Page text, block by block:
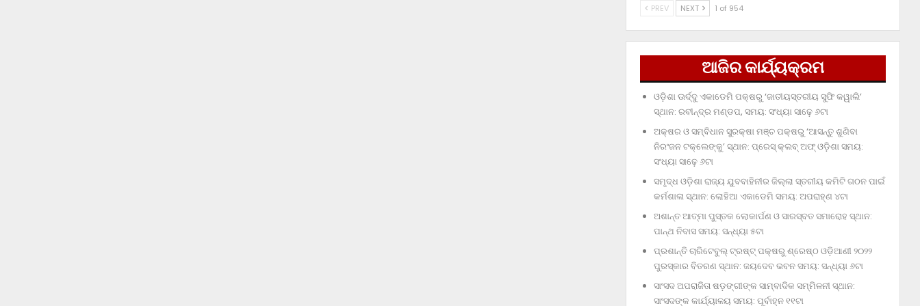
PREV NEXT 1 of 954
ଆଜିର କାର୍ଯ୍ୟକ୍ରମ
ଓଡ଼ିଶା ଊର୍ଦ୍ଦୁ ଏକାଡେମି ପକ୍ଷରୁ ‘ଜାତୀୟସ୍ତରୀୟ ସୁଫି କୱାଲି’
ସ୍ଥାନ: ରବୀନ୍ଦ୍ର ମଣ୍ଡପ, ସମୟ: ସଂଧ୍ୟା ସାଢ଼େ ୬ଟା
ଅକ୍ଷର ଓ ସମ୍ବିଧାନ ସୁରକ୍ଷା ମଞ୍ଚ ପକ୍ଷରୁ ‘ଆସନ୍ତୁ ଶୁଣିବା
ନିରଂଜନ ଟକ୍‌ଲେଙ୍କୁ’ ସ୍ଥାନ: ପ୍ରେସ୍‌ କ୍ଲବ୍‌ ଅଫ୍‌ ଓଡ଼ିଶା ସମୟ:
ସଂଧ୍ୟା ସାଢ଼େ ୬ଟା
ସମୃଦ୍ଧ ଓଡ଼ିଶା ରାଜ୍ୟ ଯୁବବାହିନୀର ଜିଲ୍ଲା ସ୍ତରୀୟ କମିଟି ଗଠନ ପାଇଁ
କର୍ମଶାଳା ସ୍ଥାନ: ଲୋହିଆ ଏକାଡେମି ସମୟ: ଅପରାହ୍‌ଣ ୪ଟା
ଅଶାନ୍ତ ଆତ୍ମା ପୁସ୍ତକ ଲୋକାର୍ପଣ ଓ ସାରସ୍ବତ ସମାରୋହ ସ୍ଥାନ:
ପାନ୍ଥ ନିବାସ ସମୟ: ସନ୍ଧ୍ୟା ୫ଟା
ପ୍ରଶାନ୍ତି ଚାରିଟେବୁଲ୍‌ ଟ୍ରଷ୍ଟ୍‌ ପକ୍ଷରୁ ଶ୍ରେଷ୍ଠ ଓଡ଼ିଆଣୀ ୨୦୨୨
ପୁରସ୍କାର ବିତରଣ ସ୍ଥାନ: ଜୟଦେବ ଭବନ ସମୟ: ସନ୍ଧ୍ୟା ୬ଟା
ସାଂସଦ ଅପରାଜିତା ଷଡ଼ଙ୍ଗୀଙ୍କ ସାମ୍ବାଦିକ ସମ୍ମିଳନୀ ସ୍ଥାନ:
ସାଂସଦଙ୍କ କାର୍ଯ୍ୟାଳୟ ସମୟ: ପୂର୍ବାହ୍ନ ୧୧ଟା